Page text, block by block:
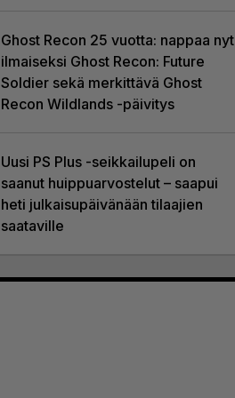
Ghost Recon 25 vuotta: nappaa nyt
ilmaiseksi Ghost Recon: Future
Soldier sekä merkittävä Ghost
Recon Wildlands -päivitys
Uusi PS Plus -seikkailupeli on
saanut huippuarvostelut – saapui
heti julkaisupäivänään tilaajien
saataville